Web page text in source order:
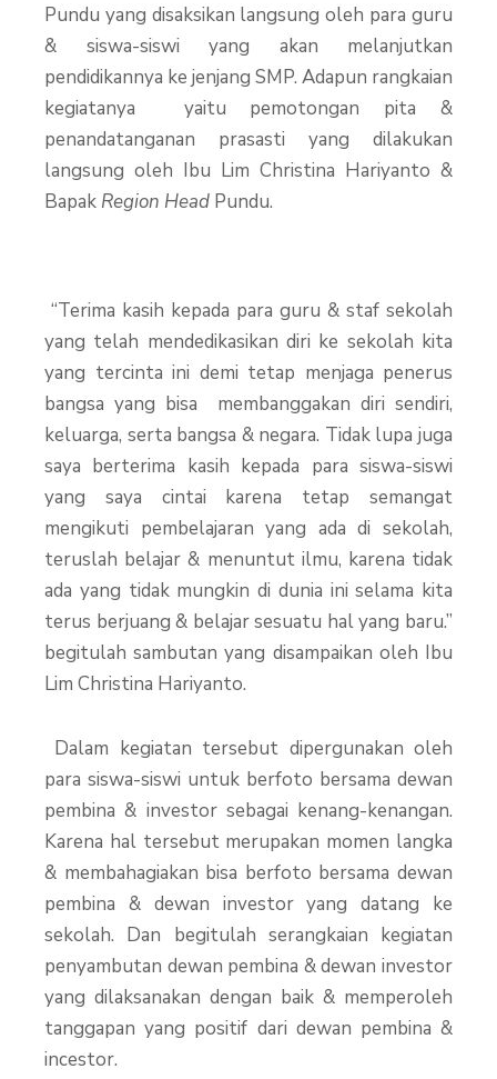
Pundu yang disaksikan langsung oleh para guru
& siswa-siswi yang akan melanjutkan
pendidikannya ke jenjang SMP. Adapun rangkaian
kegiatanya yaitu pemotongan pita &
penandatanganan prasasti yang dilakukan
langsung oleh Ibu Lim Christina Hariyanto &
Bapak Region Head Pundu.
“Terima kasih kepada para guru & staf sekolah
yang telah mendedikasikan diri ke sekolah kita
yang tercinta ini demi tetap menjaga penerus
bangsa yang bisa membanggakan diri sendiri,
keluarga, serta bangsa & negara. Tidak lupa juga
saya berterima kasih kepada para siswa-siswi
yang saya cintai karena tetap semangat
mengikuti pembelajaran yang ada di sekolah,
teruslah belajar & menuntut ilmu, karena tidak
ada yang tidak mungkin di dunia ini selama kita
terus berjuang & belajar sesuatu hal yang baru.”
begitulah sambutan yang disampaikan oleh Ibu
Lim Christina Hariyanto.
Dalam kegiatan tersebut dipergunakan oleh
para siswa-siswi untuk berfoto bersama dewan
pembina & investor sebagai kenang-kenangan.
Karena hal tersebut merupakan momen langka
& membahagiakan bisa berfoto bersama dewan
pembina & dewan investor yang datang ke
sekolah. Dan begitulah serangkaian kegiatan
penyambutan dewan pembina & dewan investor
yang dilaksanakan dengan baik & memperoleh
tanggapan yang positif dari dewan pembina &
incestor.